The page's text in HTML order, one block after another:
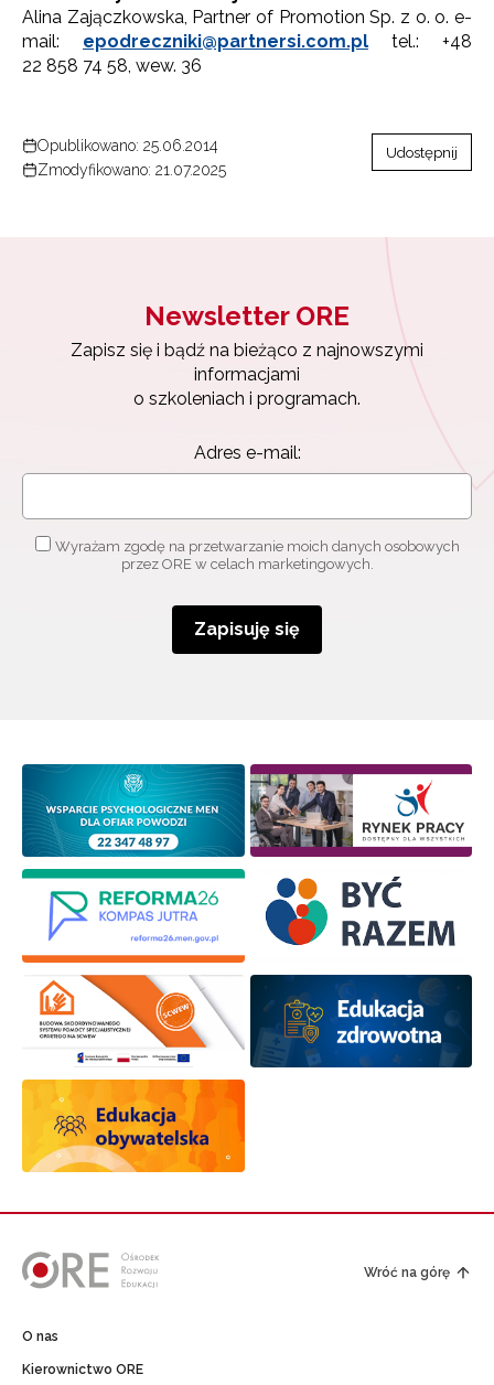
Alina Zajączkowska, Partner of Promotion Sp. z o. o. e-
mail: epodreczniki@partnersi.com.pl
tel.: +48
22 858 74 58, wew. 36
Opublikowano: 25.06.2014
Zmodyfikowano: 21.07.2025
Udostępnij
Newsletter ORE
Zapisz się i bądź na bieżąco z najnowszymi
informacjami
o szkoleniach i programach.
Adres e-mail:
Wyrażam zgodę na przetwarzanie moich danych osobowych
przez ORE w celach marketingowych.
Zapisuję się
Wróć na górę
O nas
Kierownictwo ORE
Adres e-mail:
osobowych przez ORE w celach marketingowych.
Zapisuję się